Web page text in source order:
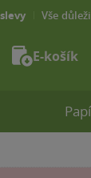
Vše
E-košík